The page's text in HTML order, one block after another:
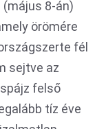
(május 8-án)
örömére
fél
sejtve az
felső
tíz éve